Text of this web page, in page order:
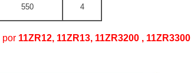
550 4
por11ZR12, 11ZR13, 11ZR3200 , 11ZR3300